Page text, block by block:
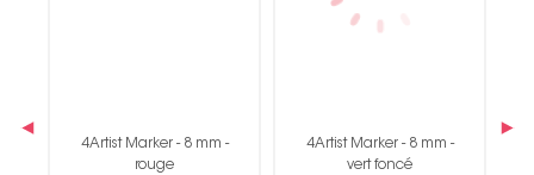
4Artist Marker - 8 mm -
rouge
4Artist Marker - 8 mm -
vert foncé
‹ ›